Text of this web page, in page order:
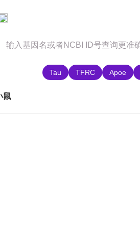
Tau TFRC Apoe
鼠